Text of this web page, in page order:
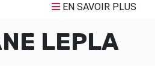
EN SAVOIR PLUS
LEPLA